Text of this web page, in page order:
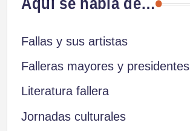
Aquí se habla de…
Fallas y sus artistas
Falleras mayores y presidentes
Literatura fallera
Jornadas culturales